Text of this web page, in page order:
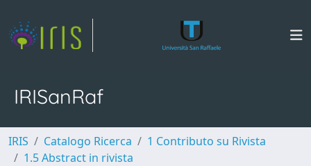
IRISanRaf
IRIS Catalogo Ricerca
1 Contributo su Rivista
1.5 Abstract in rivista